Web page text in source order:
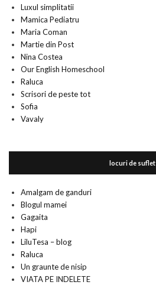
Luxul simplitatii
Mamica Pediatru
Maria Coman
Martie din Post
Nina Costea
Our English Homeschool
Raluca
Scrisori de peste tot
Sofia
Vavaly
locuri de suflet
Amalgam de ganduri
Blogul mamei
Gagaita
Hapi
LiluTesa – blog
Raluca
Un graunte de nisip
VIATA PE INDELETE